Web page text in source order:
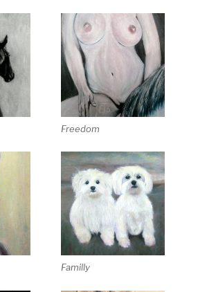
Freedom
Familly